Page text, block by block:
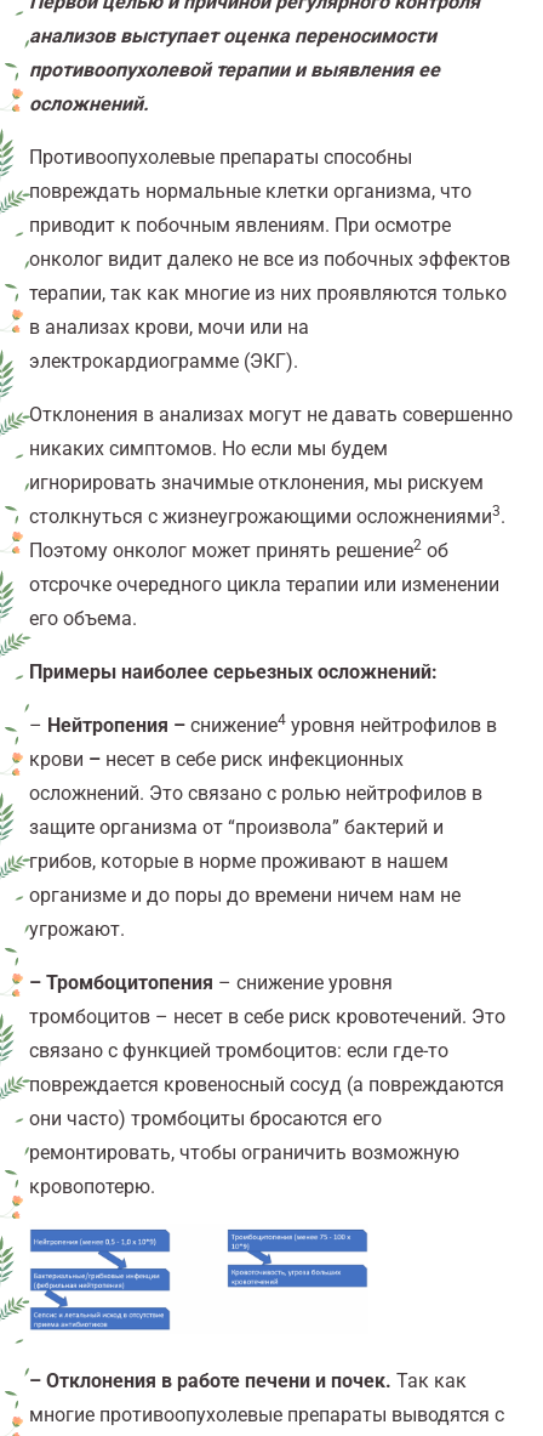
анализов выступает оценка переносимости
противоопухолевой терапии и выявления ее
осложнений.
Противоопухолевые препараты способны
повреждать нормальные клетки организма, что
приводит к побочным явлениям. При осмотре
онколог видит далеко не все из побочных эффектов
терапии, так как многие из них проявляются только
в анализах крови, мочи или на
электрокардиограмме (ЭКГ).
Отклонения в анализах могут не давать совершенно
никаких симптомов. Но если мы будем
игнорировать значимые отклонения, мы рискуем
столкнуться с жизнеугрожающими осложнениями3.
Поэтому онколог может принять решение2 об
отсрочке очередного цикла терапии или изменении
его объема.
Примеры наиболее серьезных осложнений:
– Нейтропения – снижение4 уровня нейтрофилов в
крови – несет в себе риск инфекционных
осложнений. Это связано с ролью нейтрофилов в
защите организма от “произвола” бактерий и
грибов, которые в норме проживают в нашем
организме и до поры до времени ничем нам не
угрожают.
– Тромбоцитопения – снижение уровня
тромбоцитов – несет в себе риск кровотечений. Это
связано с функцией тромбоцитов: если где-то
повреждается кровеносный сосуд (а повреждаются
они часто) тромбоциты бросаются его
ремонтировать, чтобы ограничить возможную
кровопотерю.
– Отклонения в работе печени и почек. Так как
многие противоопухолевые препараты выводятся с